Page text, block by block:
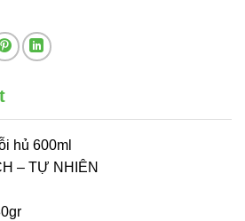
hủ 600ml
– TỰ NHIÊN